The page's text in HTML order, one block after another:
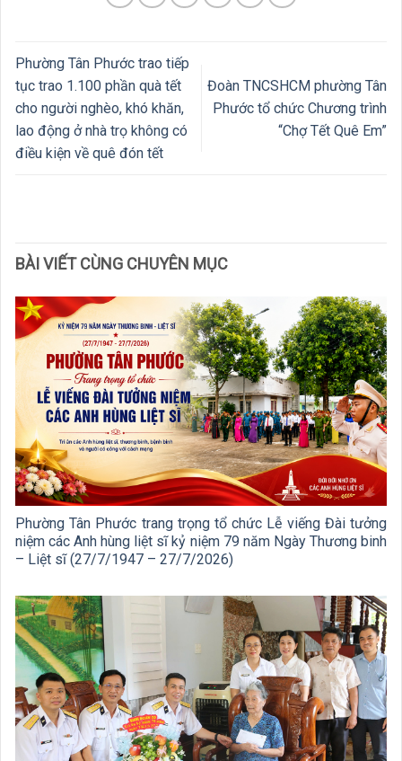
Phường Tân Phước trao tiếp
tục trao 1.100 phần quà tết
cho người nghèo, khó khăn,
lao động ở nhà trọ không có
điều kiện về quê đón tết
Đoàn TNCSHCM phường Tân
Phước tổ chức Chương trình
“Chợ Tết Quê Em”
BÀI VIẾT CÙNG CHUYÊN MỤC
Phường Tân Phước trang trọng tổ chức Lễ viếng Đài tưởng
niệm các Anh hùng liệt sĩ kỷ niệm 79 năm Ngày Thương binh
– Liệt sĩ (27/7/1947 – 27/7/2026)